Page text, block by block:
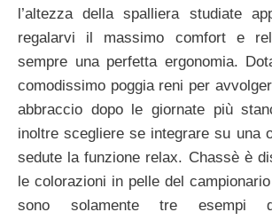
l’altezza della spalliera studiate
regalarvi il massimo comfort e
sempre una perfetta ergonomia.
comodissimo poggia reni per
abbraccio dopo le giornate più
inoltre scegliere se integrare su una
sedute la funzione relax. Chassè è
le colorazioni in pelle del
sono solamente tre esempi